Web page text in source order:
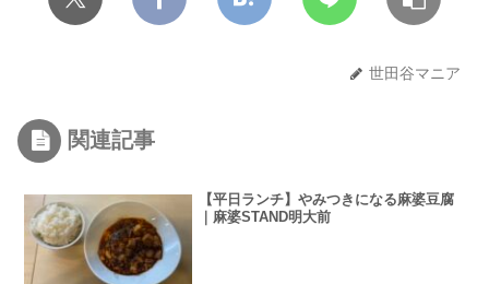
世田谷マニア
関連記事
【平日ランチ】やみつきになる麻婆豆腐
｜麻婆STAND明大前